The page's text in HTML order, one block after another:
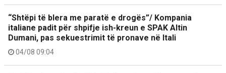
“Shtëpi të blera me paratë e drogës”/ Kompania
italiane padit për shpifje ish-kreun e SPAK Altin
Dumani, pas sekuestrimit të pronave në Itali
04/08 09:04